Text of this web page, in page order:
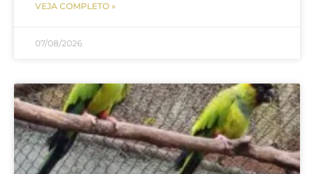
VEJA COMPLETO »
07/08/2026